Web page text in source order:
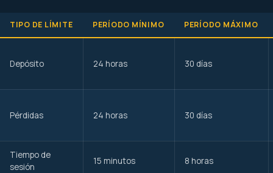
TIPO DE LÍMITE PERÍODO MÍNIMO PERÍODO MÁXIMO
Depósito 24 horas 30 días
Pérdidas 24 horas 30 días
Tiempo de
sesión
15 minutos 8 horas